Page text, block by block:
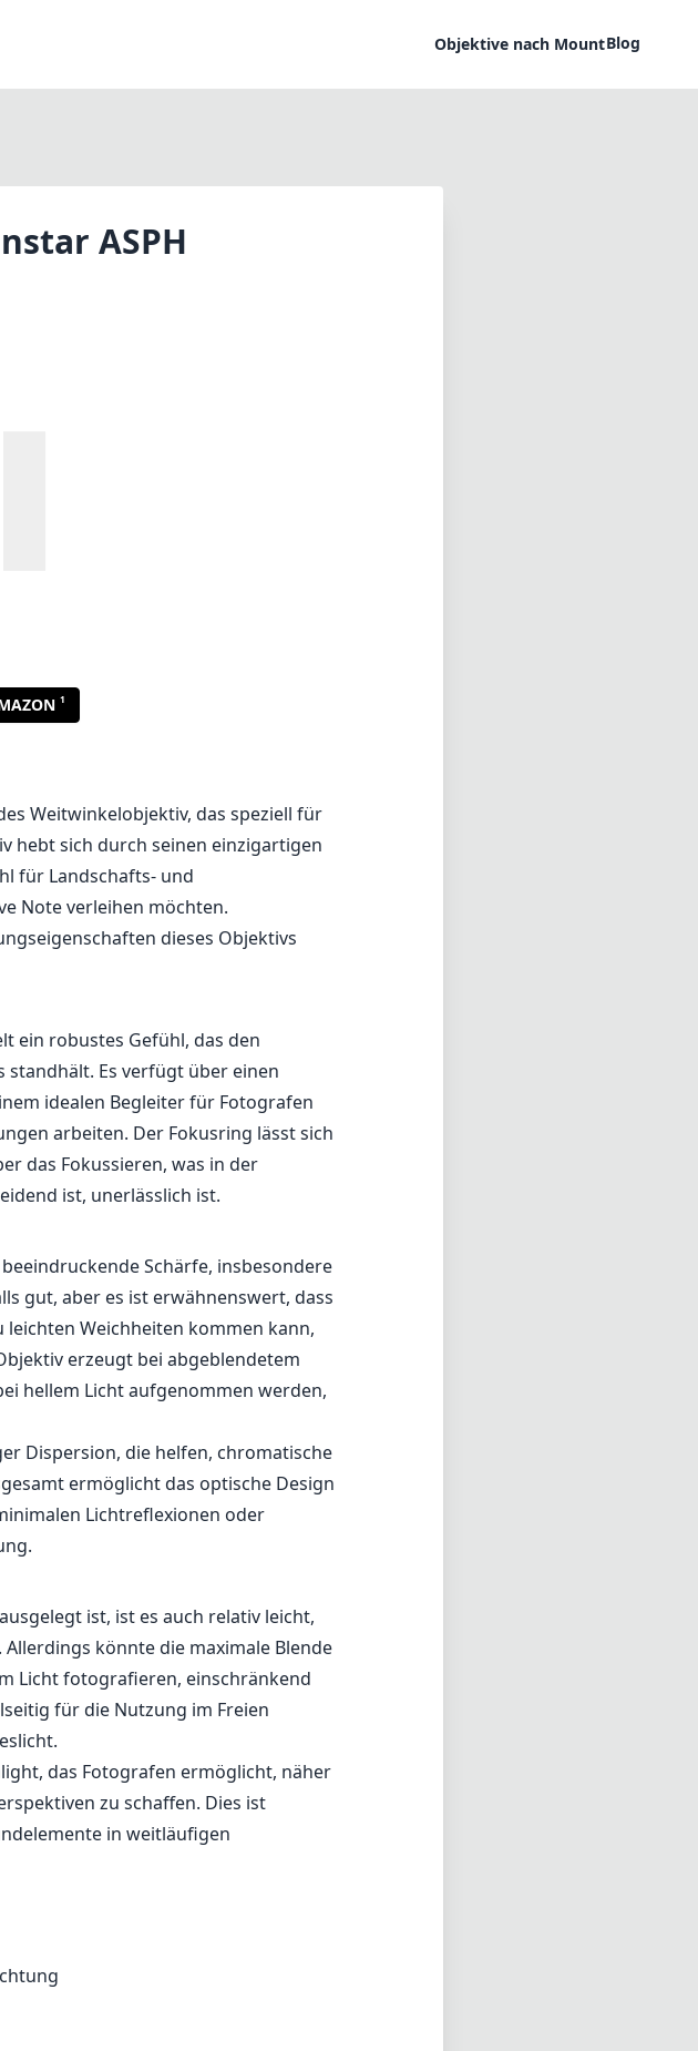
Objektive nach MountBlog
ASPH
1
Weitwinkelobjektiv, das speziell für
hebt sich durch seinen einzigartigen
für Landschafts- und
Note verleihen möchten.
dieses Objektivs
ein robustes Gefühl, das den
Es verfügt über einen
idealen Begleiter für Fotografen
arbeiten. Der Fokusring lässt sich
das Fokussieren, was in der
ist, unerlässlich ist.
Schärfe, insbesondere
gut, aber es ist erwähnenswert, dass
leichten Weichheiten kommen kann,
erzeugt bei abgeblendetem
hellem Licht aufgenommen werden,
Dispersion, die helfen, chromatische
ermöglicht das optische Design
Lichtreflexionen oder
ist, ist es auch relativ leicht,
könnte die maximale Blende
Licht fotografieren, einschränkend
für die Nutzung im Freien
das Fotografen ermöglicht, näher
zu schaffen. Dies ist
in weitläufigen